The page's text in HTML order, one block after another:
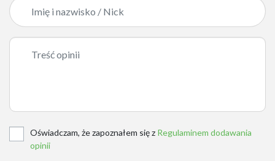
Oświadczam, że zapoznałem się z Regulaminem dodawania
opinii